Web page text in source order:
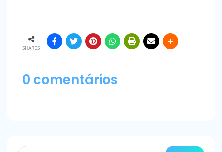
SHARES
0 comentários